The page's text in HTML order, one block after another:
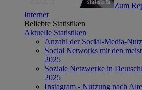
Zum
Internet
Beliebte Statistiken
Aktuelle Statistiken
Anzahl der Social-Media-
Social Networks mit den
2025
Soziale Netzwerke in
2025
Instagram - Nutzung nach